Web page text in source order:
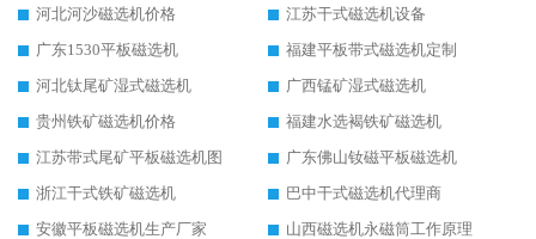
河北河沙磁选机价格
江苏干式磁选机设备
广东1530平板磁选机
福建平板带式磁选机定制
河北钛尾矿湿式磁选机
广西锰矿湿式磁选机
贵州铁矿磁选机价格
福建水选褐铁矿磁选机
江苏带式尾矿平板磁选机图
广东佛山钕磁平板磁选机
浙江干式铁矿磁选机
巴中干式磁选机代理商
安徽平板磁选机生产厂家
山西磁选机永磁筒工作原理